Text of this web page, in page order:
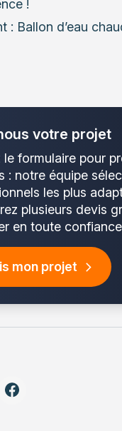
!
: Ballon d’eau
votre projet
le formulaire pour
: notre équipe
les plus
plusieurs devis
en toute
mon projet